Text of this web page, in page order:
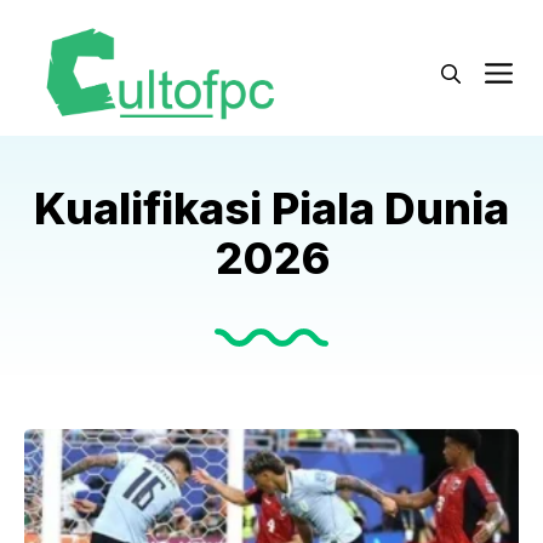
Kualifikasi Piala Dunia
2026